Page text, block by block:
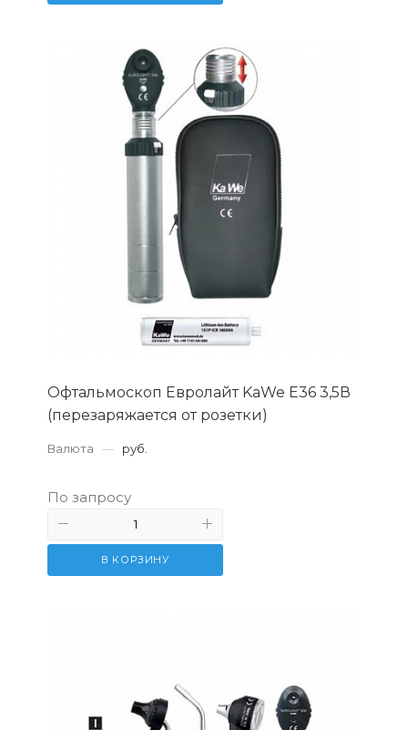
Офтальмоскоп Евролайт KaWe Е36 3,5В
(перезаряжается от розетки)
Валюта — руб.
По запросу
В КОРЗИНУ